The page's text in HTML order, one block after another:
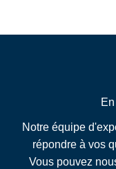
Notre équipe
répondre à vos
Vous pouvez